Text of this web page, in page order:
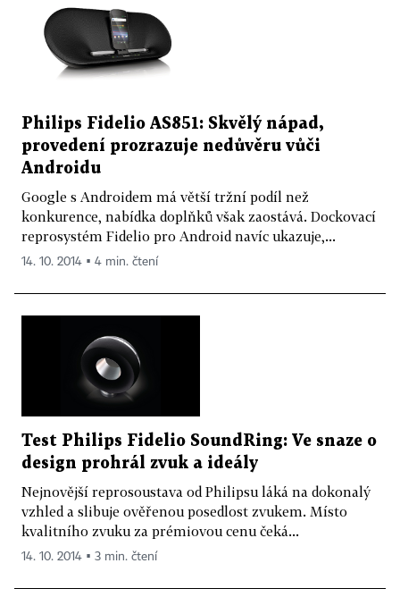
Philips Fidelio AS851: Skvělý nápad,
provedení prozrazuje nedůvěru vůči
Androidu
Google s Androidem má větší tržní podíl než
konkurence, nabídka doplňků však zaostává. Dockovací
reprosystém Fidelio pro Android navíc ukazuje,...
14. 10. 2014 ▪ 4 min. čtení
Test Philips Fidelio SoundRing: Ve snaze o
design prohrál zvuk a ideály
Nejnovější reprosoustava od Philipsu láká na dokonalý
vzhled a slibuje ověřenou posedlost zvukem. Místo
kvalitního zvuku za prémiovou cenu čeká...
14. 10. 2014 ▪ 3 min. čtení